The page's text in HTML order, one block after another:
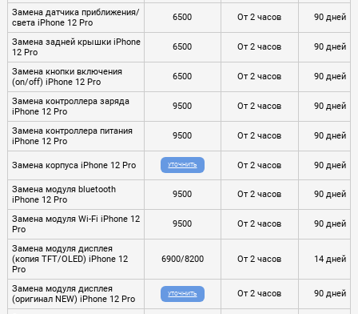
Замена датчика приближения/
света iPhone 12 Pro
6500 От 2 часов 90 дней
Замена задней крышки iPhone
12 Pro
6500 От 2 часов 90 дней
Замена кнопки включения
(on/off) iPhone 12 Pro
6500 От 2 часов 90 дней
Замена контроллера заряда
iPhone 12 Pro
9500 От 2 часов 90 дней
Замена контроллера питания
iPhone 12 Pro
9500 От 2 часов 90 дней
Замена корпуса iPhone 12 Pro УТОЧНИТЬ От 2 часов 90 дней
Замена модуля bluetooth
iPhone 12 Pro
9500 От 2 часов 90 дней
Замена модуля Wi-Fi iPhone 12
Pro
9500 От 2 часов 90 дней
Замена модуля дисплея
(копия TFT/OLED) iPhone 12
Pro
6900/8200 От 2 часов 14 дней
Замена модуля дисплея
(оригинал NEW) iPhone 12 Pro
УТОЧНИТЬ От 2 часов 90 дней